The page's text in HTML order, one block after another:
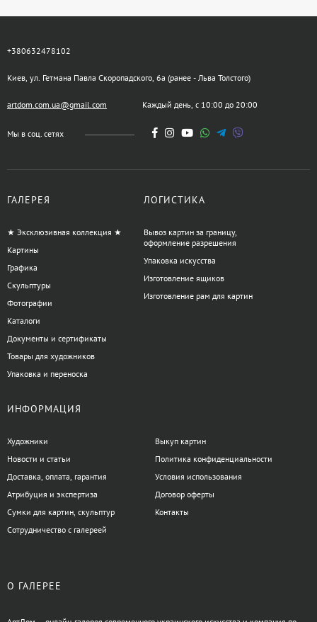
+380632478102
Киев, ул. Гетмана Павла Скоропадского, 6а (ранее - Льва Толстого)
artdom.com.ua@gmail.com Каждый день, с 10:00 до 20:00
Мы в соц. сетях
ГАЛЕРЕЯ
★ Эксклюзивная коллекция ★
Картины
Графика
Скульптуры
Фотографии
Каталоги
Документы и сертификаты
Товары для художников
Упаковка и переноска
ЛОГИСТИКА
Вывоз картин за границу,
оформление разрешения
Упаковка искусства
Изготовление ящиков
Изготовление рам для картин
ИНФОРМАЦИЯ
Художники
Новости и статьи
Доставка, оплата, гарантия
Атрибуция и экспертиза
Сумки для картин, скульптур
Сотрудничество с галереей
Выкуп картин
Политика конфиденциальности
Условия использования
Договор оферты
Контакты
О ГАЛЕРЕЕ